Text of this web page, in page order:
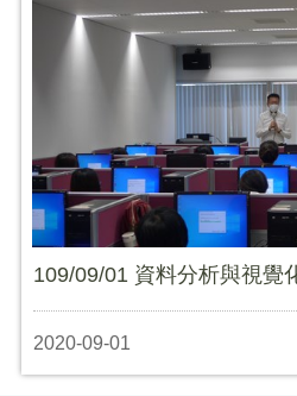
109/09/01 資料分析與視覺
2020-09-01